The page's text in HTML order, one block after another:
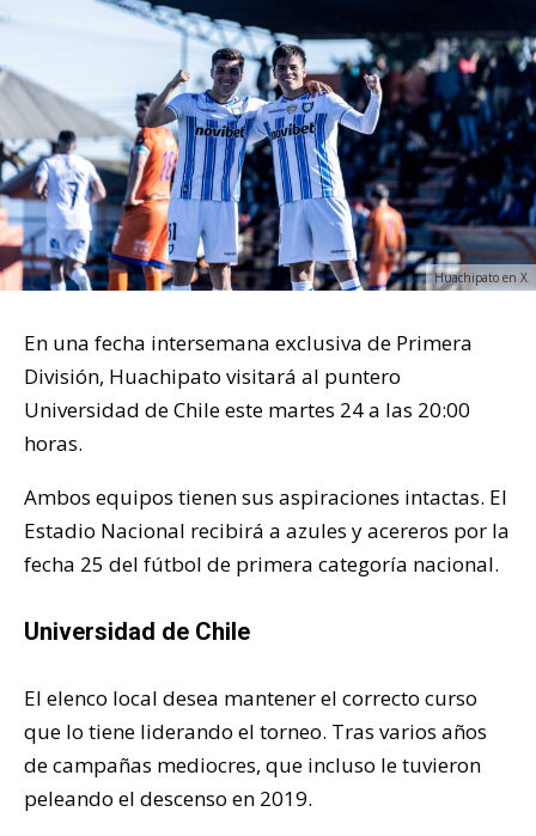
Huachipato en X
En una fecha intersemana exclusiva de Primera
División, Huachipato visitará al puntero
Universidad de Chile este martes 24 a las 20:00
horas.
Ambos equipos tienen sus aspiraciones intactas. El
Estadio Nacional recibirá a azules y acereros por la
fecha 25 del fútbol de primera categoría nacional.
Universidad de Chile
El elenco local desea mantener el correcto curso
que lo tiene liderando el torneo. Tras varios años
de campañas mediocres, que incluso le tuvieron
peleando el descenso en 2019.